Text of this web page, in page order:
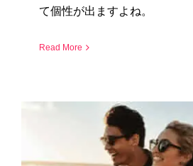
て個性が出ますよね。
Read More